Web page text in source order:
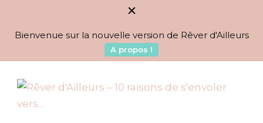
Bienvenue sur la nouvelle version de Rêver d'Ailleurs
A propos !
Rêver d'Ailleurs – 10
BLOG VOYAGES DEPUIS 2010